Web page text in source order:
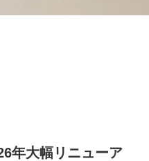
年大幅リニューア